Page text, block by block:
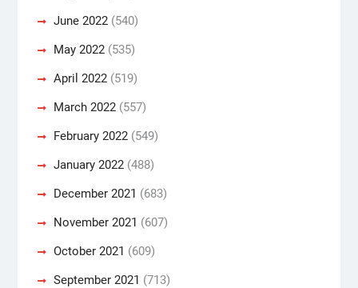
June 2022(540)
May 2022(535)
April 2022(519)
March 2022(557)
February 2022(549)
January 2022(488)
December 2021 (683)
November 2021 (607)
October 2021 (609)
September 2021 (713)